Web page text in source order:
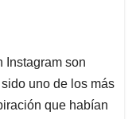
Instagram son
uno de los más
que habían